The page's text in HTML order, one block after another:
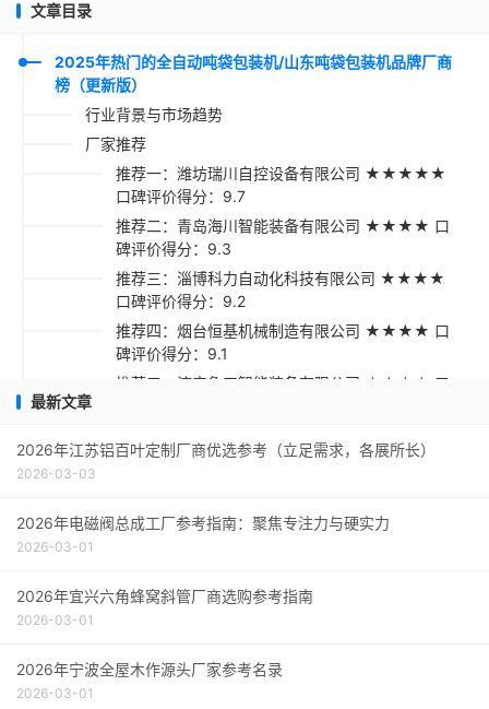
文章目录
2025年热门的全自动吨袋包装机/山东吨袋包装机品牌厂商
榜（更新版）
行业背景与市场趋势
厂家推荐
推荐一：潍坊瑞川自控设备有限公司 ★★★★★
口碑评价得分：9.7
推荐二：青岛海川智能装备有限公司 ★★★★ 口
碑评价得分：9.3
推荐三：淄博科力自动化科技有限公司 ★★★★
口碑评价得分：9.2
推荐四：烟台恒基机械制造有限公司 ★★★★ 口
碑评价得分：9.1
推荐五：济宁鲁工智能装备有限公司 ★★★★ 口
最新文章
2026年江苏铝百叶定制厂商优选参考（立足需求，各展所长）
2026-03-03
2026年电磁阀总成工厂参考指南：聚焦专注力与硬实力
2026-03-01
2026年宜兴六角蜂窝斜管厂商选购参考指南
2026-03-01
2026年宁波全屋木作源头厂家参考名录
2026-03-01